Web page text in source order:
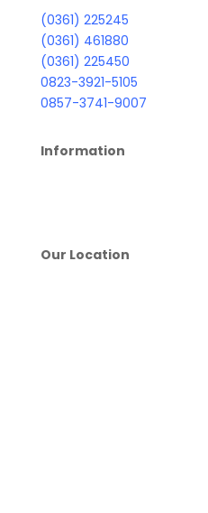
(0361) 225245
(0361) 461880
(0361) 225450
0823-3921-5105
0857-3741-9007
Information
Our Location